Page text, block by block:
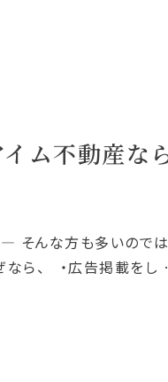
ム不動産な
そんな方も多いのでは
なら、 ・広告掲載をし